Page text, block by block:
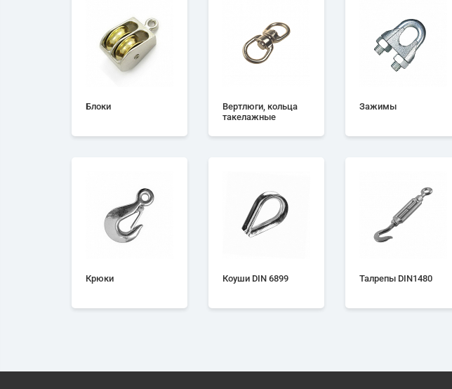
Блоки
Вертлюги, кольца
такелажные
Зажимы
Крюки Коуши DIN 6899 Талрепы DIN1480